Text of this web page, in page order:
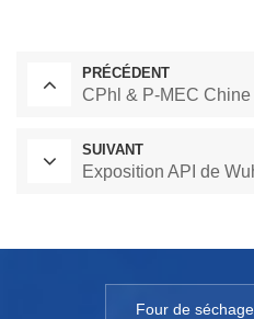
PRÉCÉDENT
CPhl & P-MEC Chine
SUIVANT
Exposition API de
Four de